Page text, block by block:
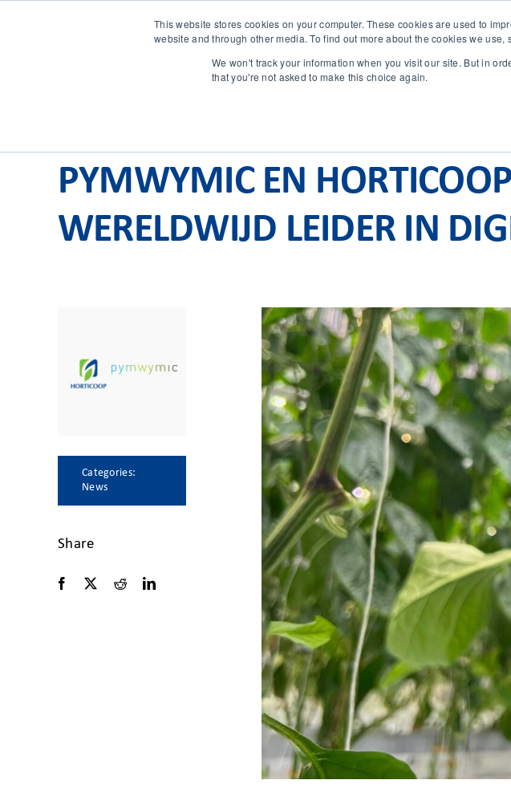
This website stores cookies on your computer. These cookies are used to
website and through other media. To find out more about the cookies we use,
We won't track your information when you visit our site. But in
that you're not asked to make this choice again.
PYMWYMIC EN
WERELDWIJD LEIDER IN
Categories:
News
Share